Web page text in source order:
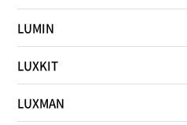
LUMIN
LUXKIT
LUXMAN